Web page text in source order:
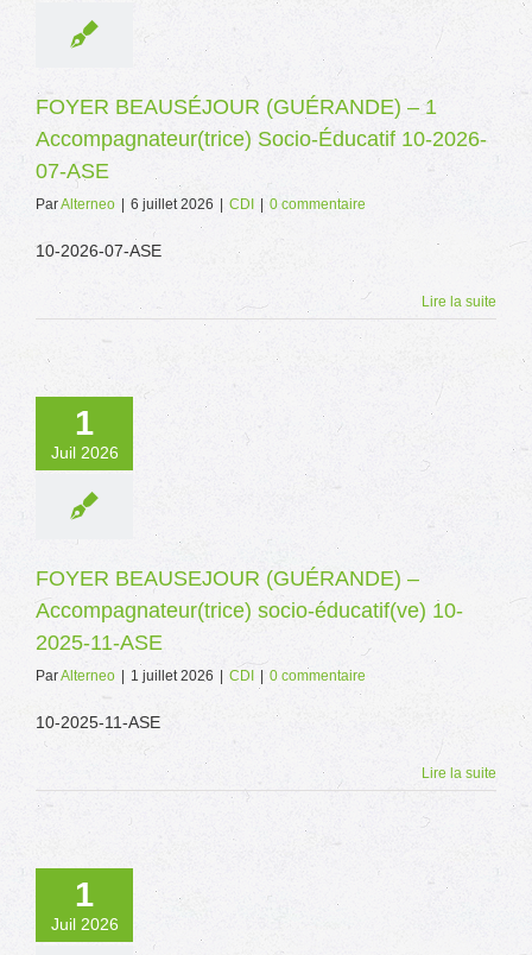
FOYER BEAUSÉJOUR (GUÉRANDE) – 1
Accompagnateur(trice) Socio-Éducatif 10-2026-
07-ASE
ParAlterneo 6 juillet 2026 CDI 0 commentaire
10-2026-07-ASE
Lire la suite
1
Juil 2026
FOYER BEAUSEJOUR (GUÉRANDE) –
Accompagnateur(trice) socio-éducatif(ve) 10-
2025-11-ASE
ParAlterneo 1 juillet 2026 CDI 0 commentaire
10-2025-11-ASE
Lire la suite
1
Juil 2026